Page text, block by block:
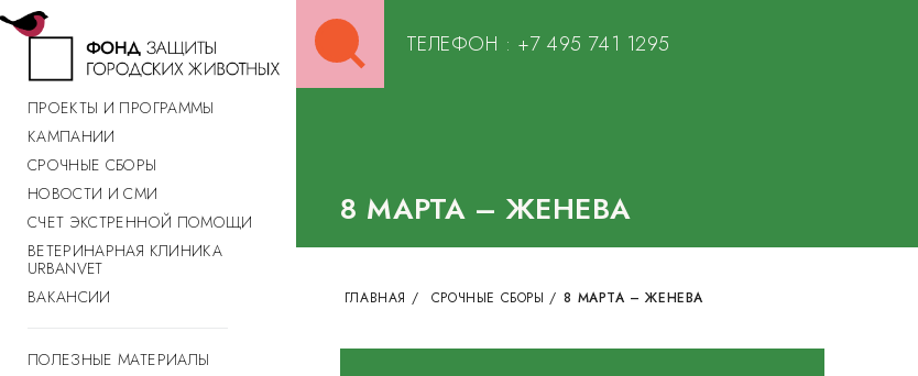
ПРОЕКТЫ И ПРОГРАММЫ
КАМПАНИИ
СРОЧНЫЕ СБОРЫ
НОВОСТИ И СМИ
СЧЕТ ЭКСТРЕННОЙ ПОМОЩИ
ВЕТЕРИНАРНАЯ КЛИНИКА
URBANVET
ВАКАНСИИ
ПОЛЕЗНЫЕ МАТЕРИАЛЫ
for:
ТЕЛЕФОН : +7 495 741 1295
8 МАРТА – ЖЕНЕВА
ГЛАВНАЯ / СРОЧНЫЕ СБОРЫ / 8 МАРТА – ЖЕНЕВА